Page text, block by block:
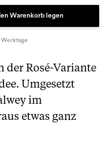
Warenkorb legen
Werktage
der Rosé-Variante
Umgesetzt
im
etwas ganz